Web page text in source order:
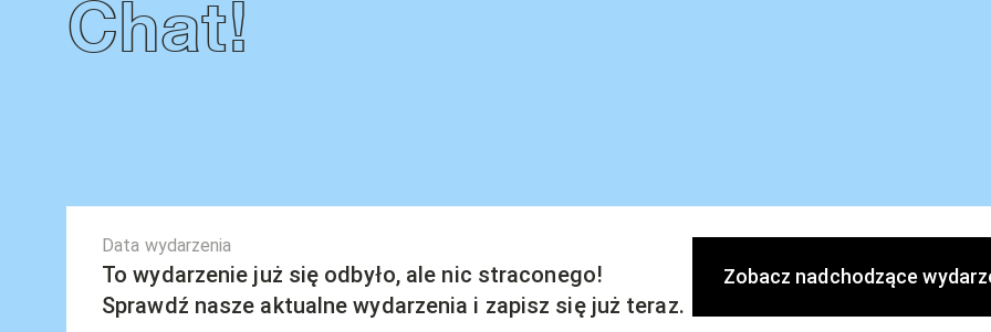
Chat!
Data wydarzenia
To wydarzenie już się odbyło, ale nic straconego!
Sprawdź nasze aktualne wydarzenia i zapisz się już teraz.
Zobacz nadchodzące